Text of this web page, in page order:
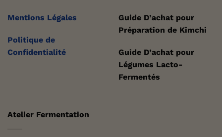
Mentions Légales
Politique de
Confidentialité
Guide D’achat pour
Préparation de Kimchi
Guide D’achat pour
Légumes Lacto-
Fermentés
Atelier Fermentation